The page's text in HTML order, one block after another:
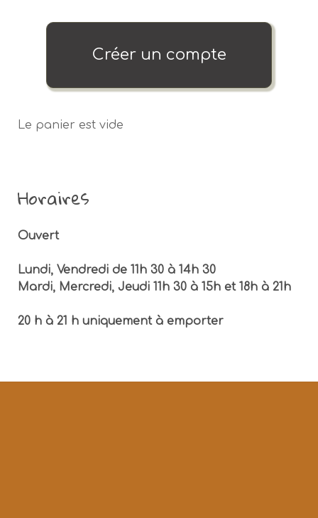
Créer un compte
Le panier est vide
Horaires
Ouvert
Lundi, Vendredi de 11h 30 à 14h 30
Mardi, Mercredi, Jeudi 11h 30 à 15h et 18h à 21h
20 h à 21 h uniquement à emporter